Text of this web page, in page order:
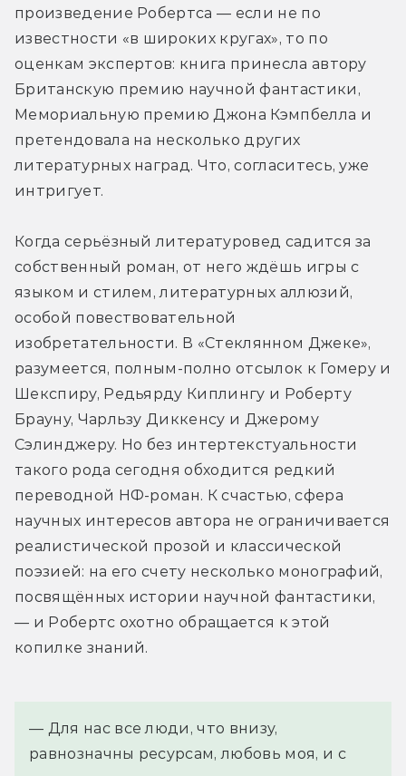
произведение Робертса — если не по
известности «в широких кругах», то по
оценкам экспертов: книга принесла автору
Британскую премию научной фантастики,
Мемориальную премию Джона Кэмпбелла и
претендовала на несколько других
литературных наград. Что, согласитесь, уже
интригует.
Когда серьёзный литературовед садится за
собственный роман, от него ждёшь игры с
языком и стилем, литературных аллюзий,
особой повествовательной
изобретательности. В «Стеклянном Джеке»,
разумеется, полным-полно отсылок к Гомеру и
Шекспиру, Редьярду Киплингу и Роберту
Брауну, Чарльзу Диккенсу и Джерому
Сэлинджеру. Но без интертекстуальности
такого рода сегодня обходится редкий
переводной НФ-роман. К счастью, сфера
научных интересов автора не ограничивается
реалистической прозой и классической
поэзией: на его счету несколько монографий,
посвящённых истории научной фантастики,
— и Робертс охотно обращается к этой
копилке знаний.
— Для нас все люди, что внизу,
равнозначны ресурсам, любовь моя, и с